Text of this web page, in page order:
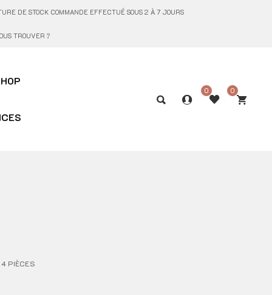
DE STOCK COMMANDE EFFECTUÉ SOUS 2 À 7 JOURS
TROUVER ?
0 0
4 PIÈCES